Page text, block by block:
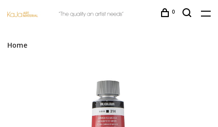
0
Home